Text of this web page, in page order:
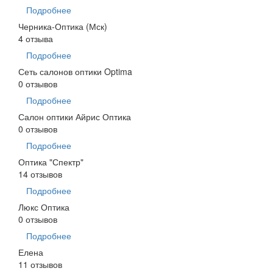
Подробнее
Черника-Оптика (Мск)
4 отзыва
Подробнее
Сеть салонов оптики Optima
0 отзывов
Подробнее
Салон оптики Айрис Оптика
0 отзывов
Подробнее
Оптика "Спектр"
14 отзывов
Подробнее
Люкс Оптика
0 отзывов
Подробнее
Елена
11 отзывов